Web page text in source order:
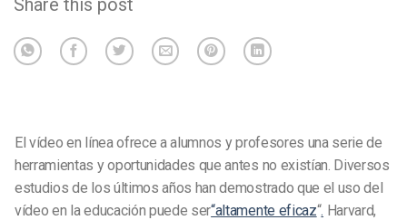
Share this post
El vídeo en línea ofrece a alumnos y profesores una serie de
herramientas y oportunidades que antes no existían. Diversos
estudios de los últimos años han demostrado que el uso del
vídeo en la educación puede ser“altamente eficaz“. Harvard,